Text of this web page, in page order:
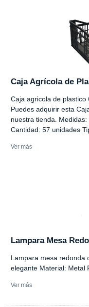
Caja Agrícola de
Caja agricola de plastico
Puedes adquirir esta
nuestra tienda.
Cantidad: 57 unidades
Ver más
Lampara Mesa
Lampara mesa redonda
elegante Material: Metal
Ver más